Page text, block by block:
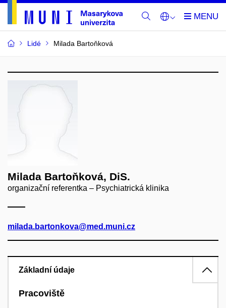
Lidé Milada Bartoňková
Milada Bartoňková, DiS.
organizační referentka – Psychiatrická klinika
milada.bartonkova@med.muni.cz
Základní údaje
Pracoviště